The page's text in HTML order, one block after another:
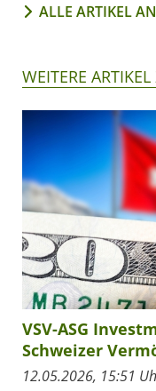
ALLE ARTIKEL
WEITERE
VSV-ASG
Schweizer
12.05.2026, 15:51